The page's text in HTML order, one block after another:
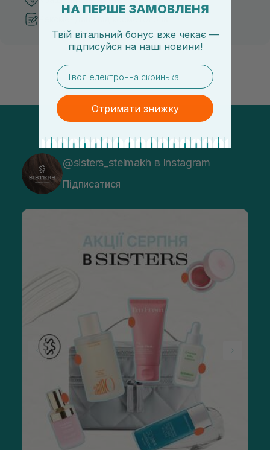
@sisters_stelmakh в Instagram
Підписатися
НА ПЕРШЕ ЗАМОВЛЕНЯ
Твій вітальний бонус вже чекає —
підписуйся на наші новини!
email
Отримати знижку